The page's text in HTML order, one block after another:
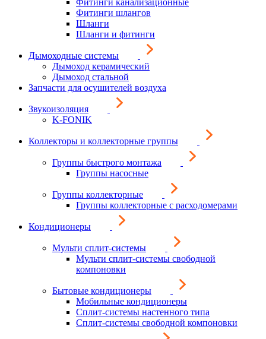
Фитинги канализационные
Фитинги шлангов
Шланги
Шланги и фитинги
Дымоходные системы
Дымоход керамический
Дымоход стальной
Запчасти для осушителей воздуха
Звукоизоляция
K-FONIK
Коллекторы и коллекторные группы
Группы быстрого монтажа
Группы насосные
Группы коллекторные
Группы коллекторные с расходомерами
Кондиционеры
Мульти сплит-системы
Мульти сплит-системы свободной
компоновки
Бытовые кондиционеры
Мобильные кондиционеры
Сплит-системы настенного типа
Сплит-системы свободной компоновки